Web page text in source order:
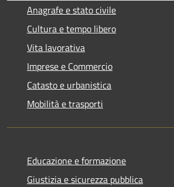
Anagrafe e stato civile
Cultura e tempo libero
Vita lavorativa
Imprese e Commercio
Catasto e urbanistica
Mobilità e trasporti
Educazione e formazione
Giustizia e sicurezza pubblica